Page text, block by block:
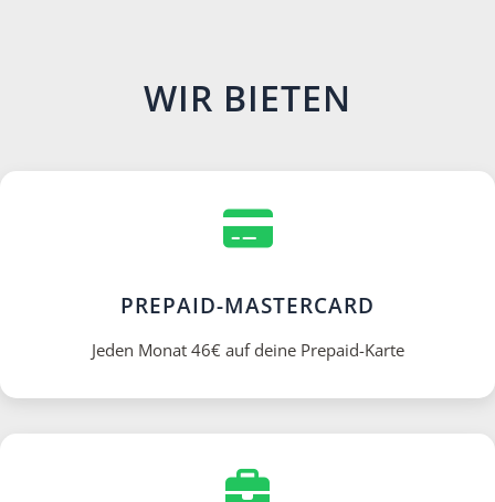
WIR BIETEN
PREPAID-MASTERCARD
Jeden Monat 46€ auf deine Prepaid-Karte